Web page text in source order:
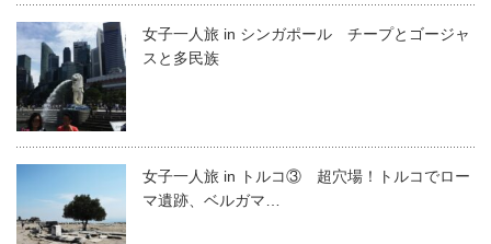
女子一人旅 in シンガポール チープとゴージャ
スと多民族
女子一人旅 in トルコ③ 超穴場！トルコでロー
マ遺跡、ベルガマ…